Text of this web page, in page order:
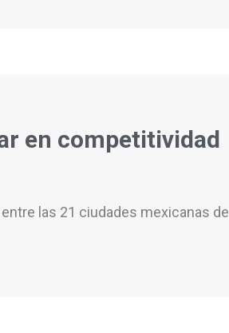
en competitividad
las 21 ciudades mexicanas de